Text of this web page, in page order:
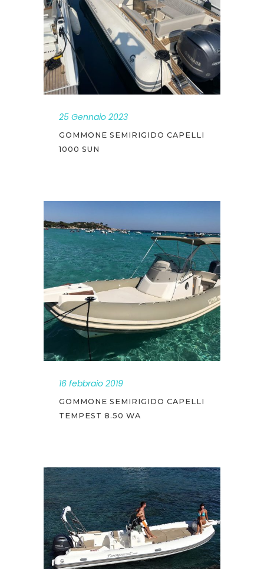
25 Gennaio 2023
GOMMONE SEMIRIGIDO CAPELLI
1000 SUN
16 febbraio 2019
GOMMONE SEMIRIGIDO CAPELLI
TEMPEST 8.50 WA